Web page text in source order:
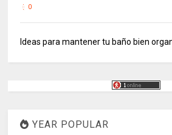
0
Ideas para mantener tu baño bien
YEAR POPULAR